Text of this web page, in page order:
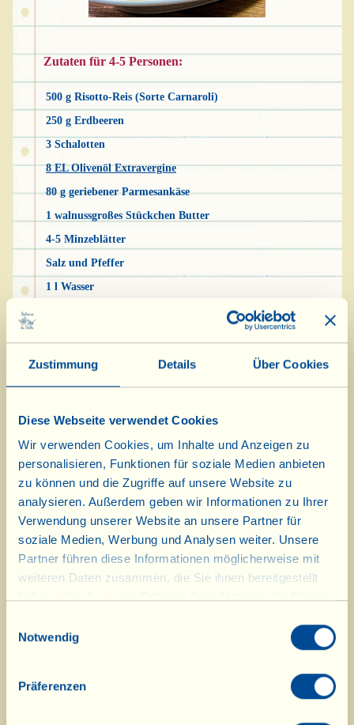
Zustimmung Details Über Cookies
Diese Webseite verwendet Cookies
Wir verwenden Cookies, um Inhalte und Anzeigen zu
personalisieren, Funktionen für soziale Medien anbieten
zu können und die Zugriffe auf unsere Website zu
analysieren. Außerdem geben wir Informationen zu Ihrer
Verwendung unserer Website an unsere Partner für
soziale Medien, Werbung und Analysen weiter. Unsere
Partner führen diese Informationen möglicherweise mit
weiteren Daten zusammen, die Sie ihnen bereitgestellt
Notwendig
Präferenzen
Zutaten für 4-5 Personen:
500 g Risotto-Reis (Sorte Carnaroli)
250 g Erdbeeren
3 Schalotten
8 EL Olivenöl Extravergine
80 g geriebener Parmesankäse
1 walnussgroßes Stückchen Butter
4-5 Minzeblätter
Salz und Pfeffer
1 l Wasser
ein wenig Petersilie: 2-3 Stängel
Als erstes wird die Gemüsebrühe zubereitet:
Setzen Sie einen Topf mit dem Wasser, dem
gewaschenen und geputzten Suppengrün und
einer Prise Salz auf und lassen Sie das Ganze
eine halbe Stunde köcheln. In der Zwischenzeit
trocken tupfen; nun die Stiele und Blätter
Hälfte davon beiseitelegen. Die Schalotten fein